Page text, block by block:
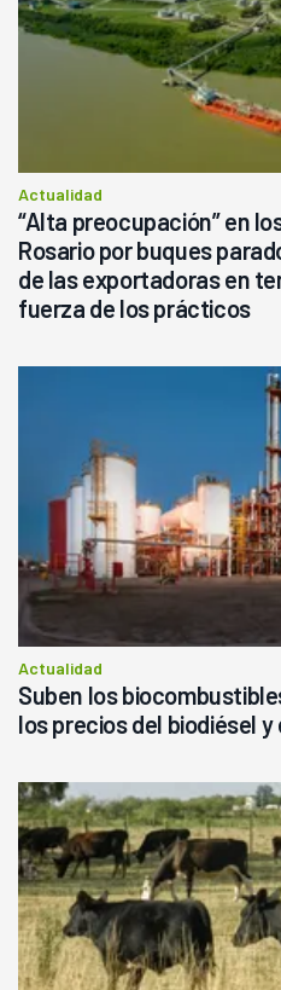
Actualidad
“Alta preocupación” en
Rosario por buques
de las exportadoras en
fuerza de los prácticos
Actualidad
Suben los
los precios del biodiésel